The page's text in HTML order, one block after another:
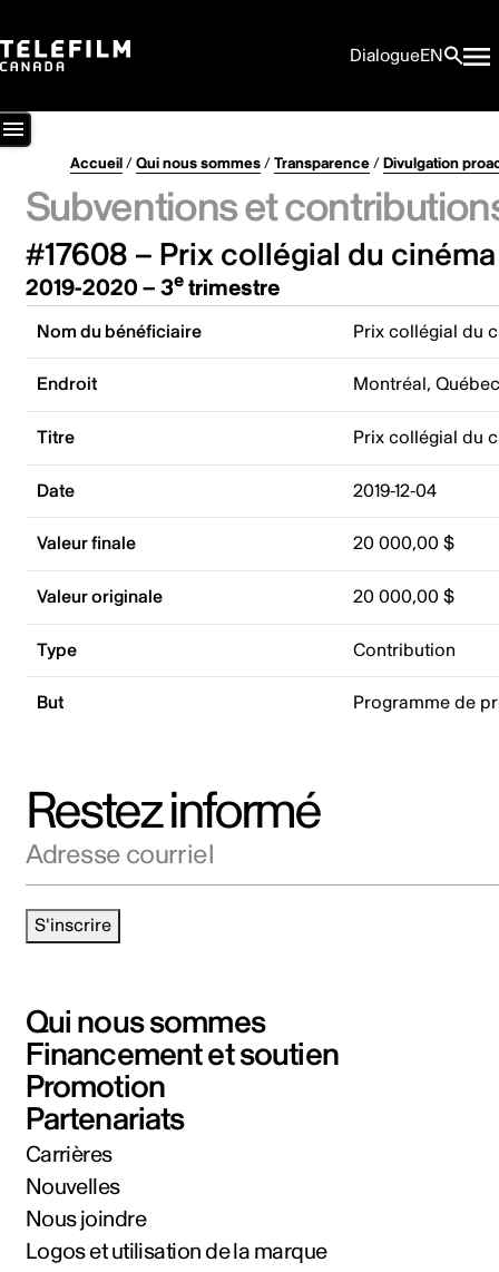
DialogueEN
Accueil/Qui nous sommes/Transparence/Divulgation
Subventions et
#17608 – Prix collégial du
2019-2020 – 3etrimestre
Nom du bénéficiaire Prix collégial du
Endroit Montréal,
Titre Prix collégial du
Date 2019-12-04
Valeur finale 20 000,00 $
Valeur originale 20 000,00 $
Type Contribution
But Programme de
Restez informé
S'inscrire
Qui nous sommes
Financement et soutien
Promotion
Partenariats
Carrières
Nouvelles
Nous joindre
Logos et utilisation de la marque